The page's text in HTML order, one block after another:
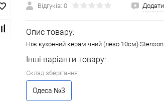
Відгуків: 0 Додати
Опис товару:
Ніж кухонний керамічний (лезо 10см)
Інші варіанти товару:
Склад зберігання:
Одеса №3